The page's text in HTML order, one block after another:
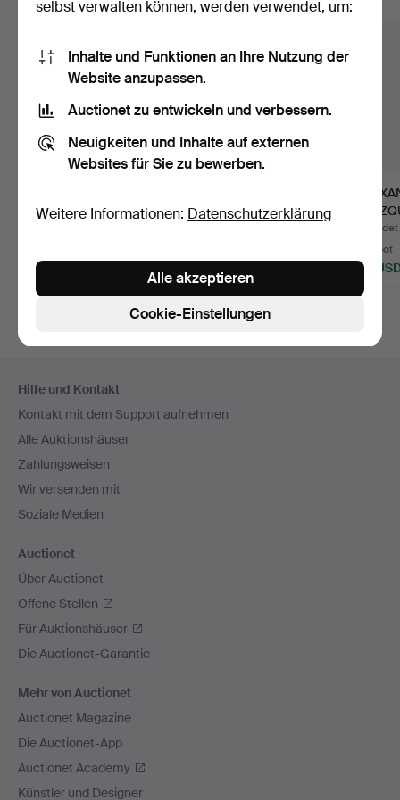
Jesuskind, 1. Hälfte 20.
93 USD
1943). Kampen.
Blech…
1 Gebot
116
Navigation
Hilfe und Kontakt
Kontakt mit dem Support aufnehmen
Alle Auktionshäuser
Zahlungsweisen
Wir versenden mit
Soziale Medien
Auctionet
Über Auctionet
Offene Stellen
Für Auktionshäuser
Die Auctionet-Garantie
Mehr von Auctionet
Auctionet Magazine
Die Auctionet-App
Auctionet Academy
Künstler und Designer
selbst verwalten können, werden verwendet, um:
Inhalte und Funktionen an Ihre Nutzung der
Website anzupassen.
Auctionet zu entwickeln und verbessern.
Neuigkeiten und Inhalte auf externen
Websites für Sie zu bewerben.
Weitere Informationen: Datenschutzerklärung
Cookie-Einstellungen
Alle akzeptieren